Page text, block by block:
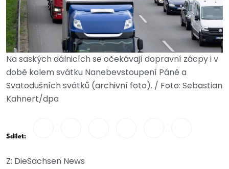
Na saských dálnicích se očekávají dopravní zácpy i v
době kolem svátku Nanebevstoupení Páně a
Svatodušních svátků (archivní foto). / Foto: Sebastian
Kahnert/dpa
Sdílet:
Z: DieSachsen News